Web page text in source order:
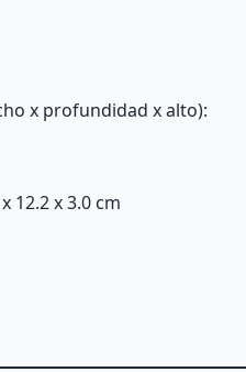
x profundidad x alto):
12.2 x 3.0 cm